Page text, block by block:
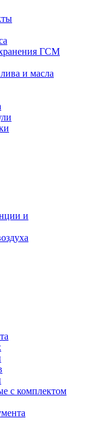
ГСМ
и масла
и
с комплектом